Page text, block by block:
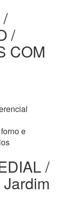
/
COM
e
/